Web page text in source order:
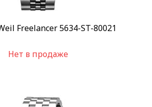
Freelancer 5634-ST-80021
Нет в продаже